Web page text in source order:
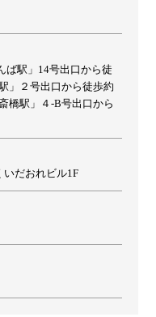
ば駅」14号出口から徒
」２号出口から徒歩約
橋駅」４-B号出口から
だおれビル1F